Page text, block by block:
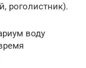
роголистник).
воду